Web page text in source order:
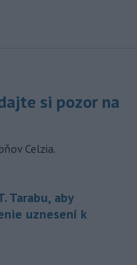
si pozor na
Celzia.
Tarabu, aby
uznesení k